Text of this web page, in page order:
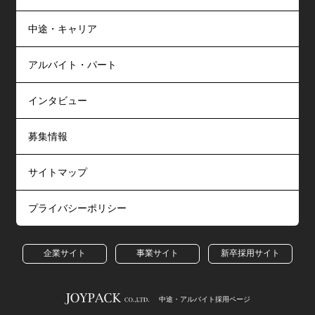
中途・キャリア
アルバイト・パート
インタビュー
募集情報
サイトマップ
プライバシーポリシー
企業サイト 事業サイト 新卒採用サイト
中途・アルバイト採用ページ